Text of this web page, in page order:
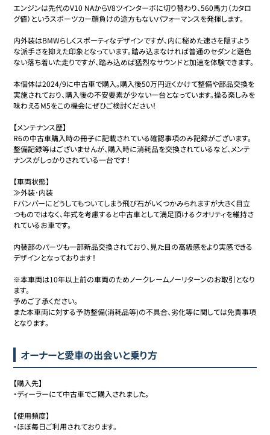
エンジンは先代のV10 NAからV8ツインターボに切り替わり、560馬力（カタロ
グ値）というスポーツカー顔負けの途方もないパフォーマンスを発揮します。
内外装はBMWらしくスポーティなデザインですが、内に秘めた速さを隠すよう
な派手さを抑えた印象となっています。踏み込まなければ普通のセダンと遜色
ない落ち着いた走りですが、踏み込めば猛烈なサウンドと加速を体験できます。
本個体は2024/9に中古車で購入。購入後50万円近くかけて整備や部品交換を
実施されており、購入後の不安要素が少ない一台となっています。操る楽しみを
味わえるM5をこの機会にぜひご検討ください！
【メンテナンス歴】
R6の中古車購入時の冊子に記載されている確認事項のみ記録がございます。
整備記録等はございませんが、購入時に消耗品を交換されているなど、メンテ
ナンスがしっかりされている一台です！
【車両状態】
≫外装･内装
Fバンパーにどうしてもついてしまう飛び石がいくつかみられますが大きく目立
つものではなく、年式を考慮すると中古車として満足頂けるクオリティを維持さ
れているお車です。
内装部のパーツも一部新品交換されており、見た目の高級感をより実感できる
デザインとなっております！
※本車両は10年以上前の車両のためノークレームノーリターンのお取引となり
ます。
予めご了承ください。
また本車両に対する予防整備(消耗品等)の不具合、劣化等に関しては免責事項
となります。
オーナーと愛車の出会いと乗り方
【購入先】
・ディーラーにて中古車でご購入されました。
【使用頻度】
・ほぼ毎日ご利用されております。